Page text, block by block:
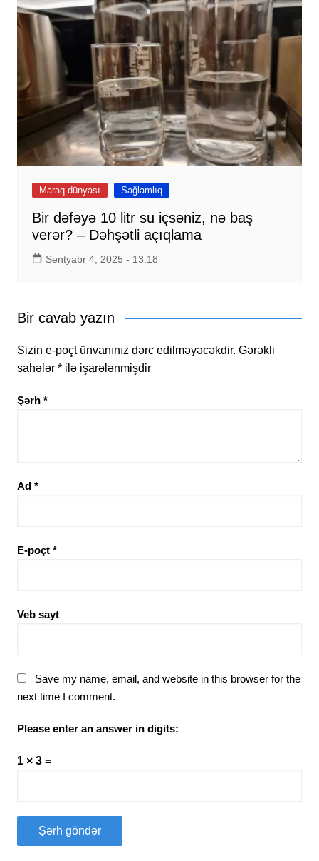
Maraq dünyası Sağlamlıq
Bir dəfəyə 10 litr su içsəniz, nə baş
verər? – Dəhşətli açıqlama
Sentyabr 4, 2025 - 13:18
Bir cavab yazın
Sizin e-poçt ünvanınız dərc edilməyəcəkdir. Gərəkli
sahələr *ilə işarələnmişdir
Şərh *
Ad *
E-poçt *
Veb sayt
Save my name, email, and website in this browser for the
next time I comment.
Please enter an answer in digits:
1 × 3 =